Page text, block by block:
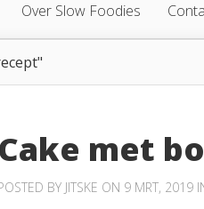
Over Slow Foodies
Cake met
BY JITSKE ON 9 MRT, 2019